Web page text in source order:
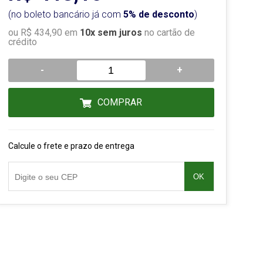
(no boleto bancário já com 5% de desconto)
ou R$ 434,90 em 10x sem juros no cartão de
crédito
- +
COMPRAR
Calcule o frete e prazo de entrega
OK